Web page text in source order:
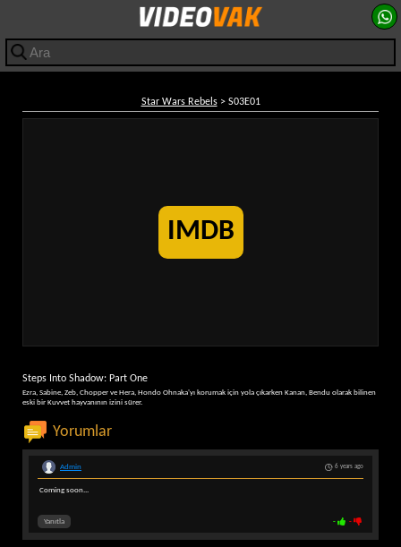
Star Wars Rebels> S03E01
IMDB
Steps Into Shadow: Part One
Ezra, Sabine, Zeb, Chopper ve Hera, Hondo Ohnaka'yı korumak için yola çıkarken Kanan, Bendu olarak bilinen
eski bir Kuvvet hayvanının izini sürer.
Yorumlar
6 years ago
Admin
Coming soon...
- -
Yanıtla